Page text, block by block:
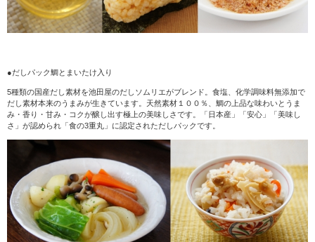
●だしパック鯛とまいたけ入り
5種類の国産だし素材を池田屋のだしソムリエがブレンド。食塩、化学調味料無添加で
だし素材本来のうまみが生きています。天然素材１００％、鯛の上品な味わいとうま
み・香り・甘み・コクが醸し出す極上の美味しさです。「日本産」「安心」「美味し
さ」が認められ「食の3重丸」に認定されただしパックです。